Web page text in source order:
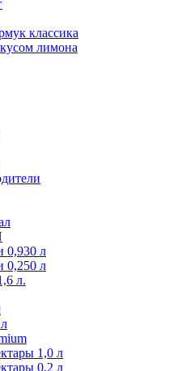
классика
лимона
0,930 л
0,250 л
л.
1,0 л
0,2 л